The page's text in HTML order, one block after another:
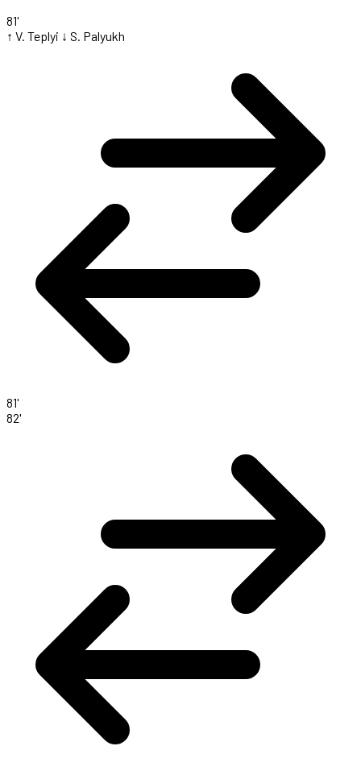
81'
↑ V. Teplyi ↓ S. Palyukh
81'
82'